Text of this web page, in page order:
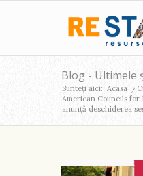
Blog - Ultimele
Sunteți aici: Acasa /
American Councils
anunță deschiderea